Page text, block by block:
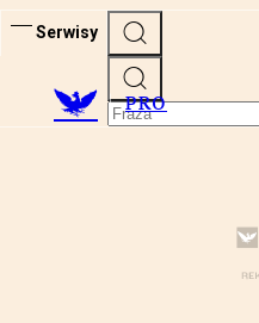
Serwisy
PRO